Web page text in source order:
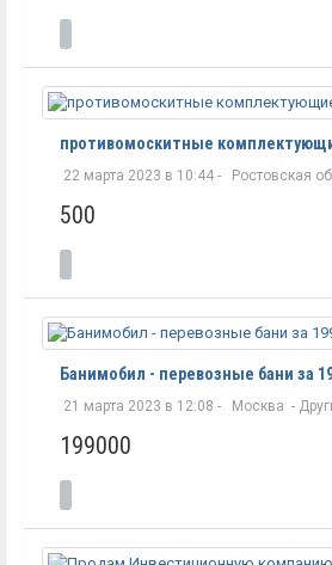
противомоскитные
22 марта 2023 в 10:44 - Ростовская
500
Банимобил - перевозные бани за
21 марта 2023 в 12:08 - Москва -
199000